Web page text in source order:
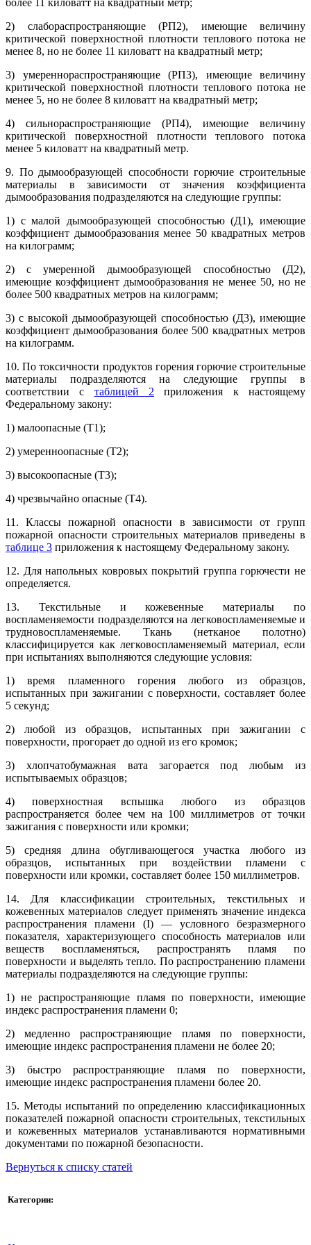
2) слабораспространяющие (РП2), имеющие величину
критической поверхностной плотности теплового потока не
менее 8, но не более 11 киловатт на квадратный метр;
3) умереннораспространяющие (РП3), имеющие величину
критической поверхностной плотности теплового потока не
менее 5, но не более 8 киловатт на квадратный метр;
4) сильнораспространяющие (РП4), имеющие величину
критической поверхностной плотности теплового потока
менее 5 киловатт на квадратный метр.
9. По дымообразующей способности горючие строительные
материалы в зависимости от значения коэффициента
дымообразования подразделяются на следующие группы:
1) с малой дымообразующей способностью (Д1), имеющие
коэффициент дымообразования менее 50 квадратных метров
на килограмм;
2) с умеренной дымообразующей способностью (Д2),
имеющие коэффициент дымообразования не менее 50, но не
более 500 квадратных метров на килограмм;
3) с высокой дымообразующей способностью (Д3), имеющие
коэффициент дымообразования более 500 квадратных метров
на килограмм.
10. По токсичности продуктов горения горючие строительные
материалы подразделяются на следующие группы в
соответствии с таблицей 2 приложения к настоящему
Федеральному закону:
1) малоопасные (Т1);
2) умеренноопасные (Т2);
3) высокоопасные (Т3);
4) чрезвычайно опасные (Т4).
11. Классы пожарной опасности в зависимости от групп
пожарной опасности строительных материалов приведены в
таблице 3 приложения к настоящему Федеральному закону.
12. Для напольных ковровых покрытий группа горючести не
определяется.
13. Текстильные и кожевенные материалы по
воспламеняемости подразделяются на легковоспламеняемые и
трудновоспламеняемые. Ткань (нетканое полотно)
классифицируется как легковоспламеняемый материал, если
при испытаниях выполняются следующие условия:
1) время пламенного горения любого из образцов,
испытанных при зажигании с поверхности, составляет более
5 секунд;
2) любой из образцов, испытанных при зажигании с
поверхности, прогорает до одной из его кромок;
3) хлопчатобумажная вата загорается под любым из
испытываемых образцов;
4) поверхностная вспышка любого из образцов
распространяется более чем на 100 миллиметров от точки
зажигания с поверхности или кромки;
5) средняя длина обугливающегося участка любого из
образцов, испытанных при воздействии пламени с
поверхности или кромки, составляет более 150 миллиметров.
14. Для классификации строительных, текстильных и
кожевенных материалов следует применять значение индекса
распространения пламени (I) — условного безразмерного
показателя, характеризующего способность материалов или
веществ воспламеняться, распространять пламя по
поверхности и выделять тепло. По распространению пламени
материалы подразделяются на следующие группы:
1) не распространяющие пламя по поверхности, имеющие
индекс распространения пламени 0;
2) медленно распространяющие пламя по поверхности,
имеющие индекс распространения пламени не более 20;
3) быстро распространяющие пламя по поверхности,
имеющие индекс распространения пламени более 20.
15. Методы испытаний по определению классификационных
показателей пожарной опасности строительных, текстильных
и кожевенных материалов устанавливаются нормативными
документами по пожарной безопасности.
Вернуться к списку статей
Категории: